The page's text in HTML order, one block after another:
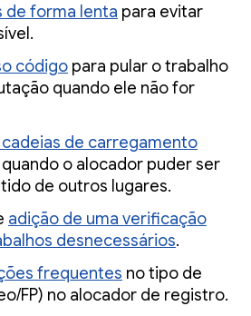
de forma lenta para evitar
código para pular o trabalho
quando ele não for
cadeias de carregamento
quando o alocador puder ser
de outros lugares.
adição de uma verificação
desnecessários.
frequentes no tipo de
FP) no alocador de registro.